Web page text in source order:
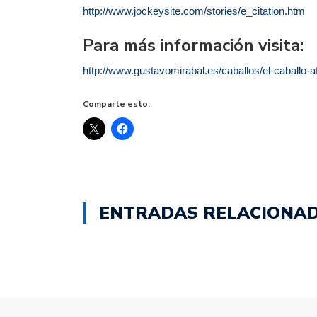
http://www.jockeysite.com/stories/e_citation.htm
Para más información visita:
http://www.gustavomirabal.es/caballos/el-caballo-
Comparte esto:
ENTRADAS